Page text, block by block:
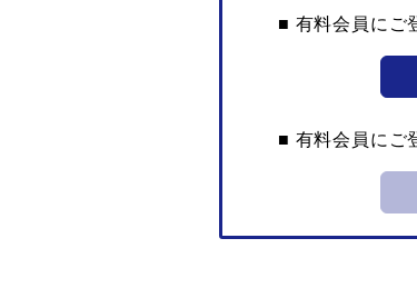
■ 有料会員にご
■ 有料会員にご